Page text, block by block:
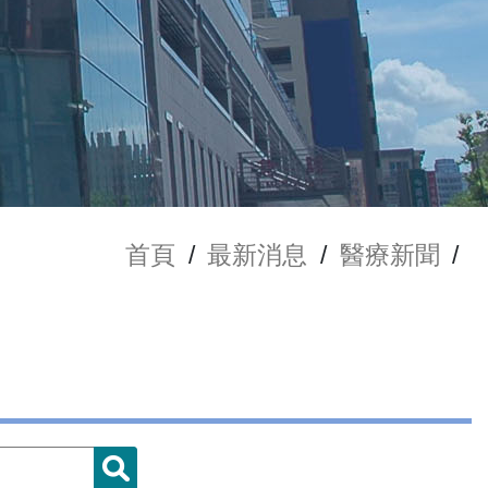
首頁 / 最新消息 / 醫療新聞 /